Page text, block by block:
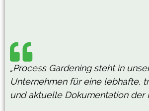
„Process Gardening steht in
Unternehmen für eine lebhafte,
und aktuelle Dokumentation der